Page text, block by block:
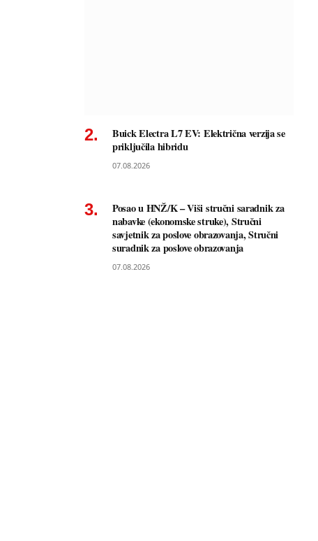
Buick Electra L7 EV: Električna verzija se
priključila hibridu
07.08.2026
Posao u HNŽ/K – Viši stručni saradnik za
nabavke (ekonomske struke), Stručni
savjetnik za poslove obrazovanja, Stručni
suradnik za poslove obrazovanja
07.08.2026